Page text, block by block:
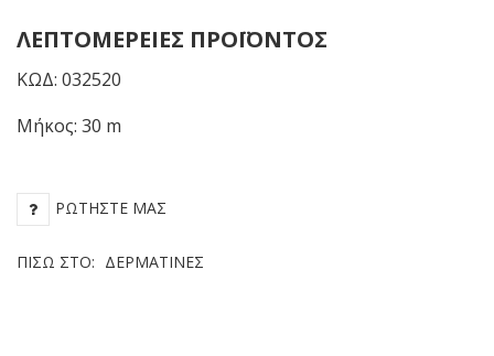
ΛΕΠΤΟΜΈΡΕΙΕΣ ΠΡΟΪΌΝΤΟΣ
ΚΩΔ: 032520
Μήκος: 30 m
ΡΩΤΉΣΤΕ ΜΑΣ
ΠΊΣΩ ΣΤΟ: ΔΕΡΜΑΤΊΝΕΣ